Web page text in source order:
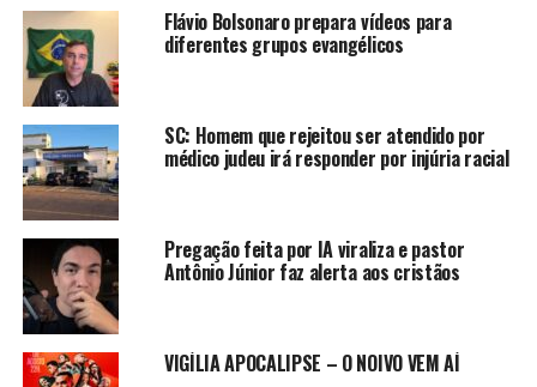
Flávio Bolsonaro prepara vídeos para
diferentes grupos evangélicos
SC: Homem que rejeitou ser atendido por
médico judeu irá responder por injúria racial
Pregação feita por IA viraliza e pastor
Antônio Júnior faz alerta aos cristãos
VIGÍLIA APOCALIPSE – O NOIVO VEM AÍ